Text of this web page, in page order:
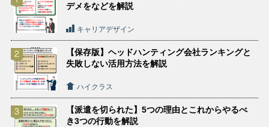
デメをなどを解説
キャリアデザイン
【保存版】ヘッドハンティング会社ランキングと
失敗しない活用方法を解説
ハイクラス
【派遣を切られた】5つの理由とこれからやるべ
き3つの行動を解説